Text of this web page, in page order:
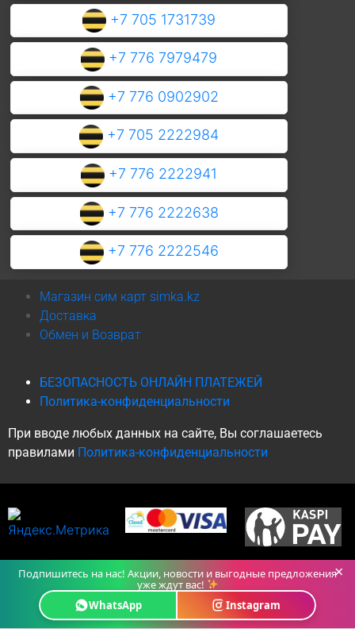
+7 705 1731739
+7 776 7979479
+7 776 0902902
+7 705 2222984
+7 776 2222941
+7 776 2222638
+7 776 2222546
Магазин сим карт simka.kz
Доставка
Обмен и Возврат
БЕЗОПАСНОСТЬ ОНЛАЙН ПЛАТЕЖЕЙ
Политика-конфиденциальности
При вводе любых данных на сайте, Вы соглашаетесь
правилами Политика-конфиденциальности
Подпишитесь на нас! Акции, новости и выгодные предложения
уже ждут вас!
WhatsApp
Instagram
×